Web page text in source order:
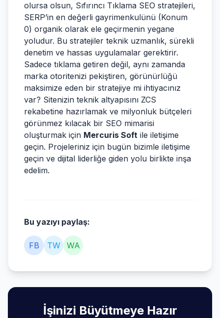
olursa olsun, Sıfırıncı Tıklama SEO stratejileri,
SERP’in en değerli gayrimenkulünü (Konum
0) organik olarak ele geçirmenin yegane
yoludur. Bu stratejiler teknik uzmanlık, sürekli
denetim ve hassas uygulamalar gerektirir.
Sadece tıklama getiren değil, aynı zamanda
marka otoritenizi pekiştiren, görünürlüğü
maksimize eden bir stratejiye mi ihtiyacınız
var? Sitenizin teknik altyapısını ZCS
rekabetine hazırlamak ve milyonluk bütçeleri
görünmez kılacak bir SEO mimarisi
oluşturmak için Mercuris Soft ile iletişime
geçin. Projeleriniz için bugün bizimle iletişime
geçin ve dijital liderliğe giden yolu birlikte inşa
edelim.
Bu yazıyı paylaş:
FB TW WA
İşinizi Büyütmeye Hazır